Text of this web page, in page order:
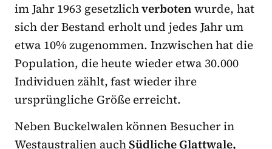
im Jahr 1963 gesetzlichverbotenwurde, hat
sich der Bestand erholt und jedes Jahr um
etwa 10% zugenommen. Inzwischen hat die
Population, die heute wieder etwa 30.000
Individuen zählt, fast wieder ihre
ursprüngliche Größe erreicht.
Neben Buckelwalen können Besucher in
Westaustralien auchSüdliche Glattwale,